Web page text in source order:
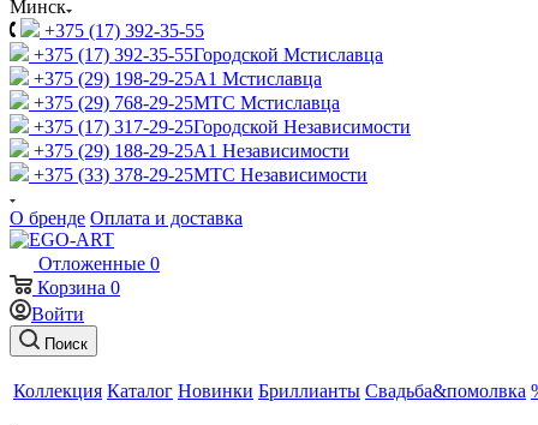
Минск
+375 (17) 392-35-55
+375 (17) 392-35-55Городской Мстиславца
+375 (29) 198-29-25A1 Мстиславца
+375 (29) 768-29-25МТС Мстиславца
+375 (17) 317-29-25Городской Независимости
+375 (29) 188-29-25A1 Независимости
+375 (33) 378-29-25МТС Независимости
О бренде Оплата и доставка
Отложенные 0
Корзина 0
Войти
Поиск
Коллекция Каталог Новинки Бриллианты Свадьба&помолвка